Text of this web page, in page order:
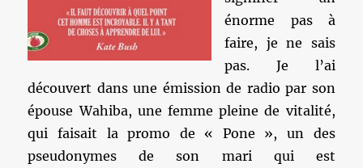
énorme pas à
faire, je ne sais
pas. Je l’ai
découvert dans une émission de radio par son
épouse Wahiba, une femme pleine de vitalité,
qui faisait la promo de « Pone », un des
pseudonymes de son mari qui est